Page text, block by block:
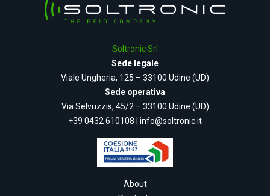
Soltronic Srl
Sede legale
Viale Ungheria, 125 – 33100 Udine (UD)
Sede operativa
Via Selvuzzis, 45/2 – 33100 Udine (UD)
+39 0432 610108
info@soltronic.it
About